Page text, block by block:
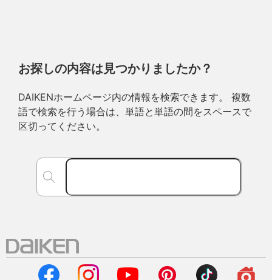
お探しの内容は見つかりましたか？
DAIKENホームページ内の情報を検索できます。 複数
語で検索を行う場合は、単語と単語の間をスペースで
区切ってください。